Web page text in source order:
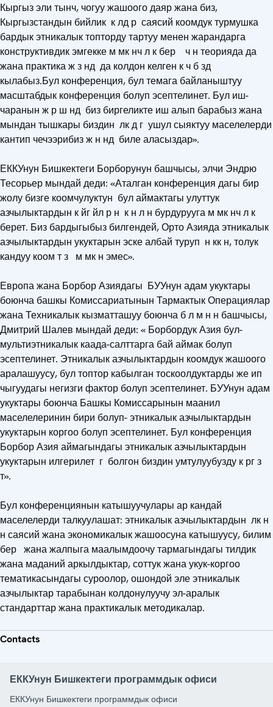
Кыргыз эли тынч, чогуу жашоого даяр жана биз,
Кыргызстандын бийлик к лд р саясий коомдук турмушка
бардык этникалык топторду тартуу менен жарандарга
конструктивдик эмгекке м мк нч л к бер ч н теорияда да
жана практика ж з нд да колдон келген к ч б зд
кылабыз.Бул конференция, бул темага байланыштуу
масштабдык конференция болуп эсептелинет. Бул иш-
чаранын ж р ш нд биз биргеликте иш алып барабыз жана
мындан тышкары биздин лк д г ушул сыяктуу маселелерди
кантип чечээрибиз ж н нд биле аласыздар».
ЕККУнун Бишкектеги Борборунун башчысы, элчи Эндрю
Тесорьер мындай деди: «Аталган конференция дагы бир
жолу бизге коомчулуктун бул аймактагы улуттук
азчылыктардын к йг йл р н к н л н бурдурууга м мк нч л к
берет. Биз бардыгыбыз билгендей, Орто Азияда этникалык
азчылыктардын укуктарын эске албай туруп н кк н, толук
кандуу коом т з м мк н эмес».
Европа жана Борбор Азиядагы БУУнун адам укуктары
боюнча башкы Комиссариатынын Тармактык Операциялар
жана Техникалык кызматташуу боюнча б л м н н башчысы,
Дмитрий Шалев мындай деди: « Борбордук Азия бул-
мультиэтникалык каада-салттарга бай аймак болуп
эсептелинет. Этникалык азчылыктардын коомдук жашоого
аралашуусу, бул топтор кабылган тоскоолдуктарды же ип
чыгуудагы негизги фактор болуп эсептелинет. БУУнун адам
укуктары боюнча Башкы Комиссарынын маанил
маселелеринин бири болуп- этникалык азчылыктардын
укуктарын коргоо болуп эсептелинет. Бул конференция
Борбор Азия аймагындагы этникалык азчылыктардын
укуктарын илгерилет г болгон биздин умтулуубузду к рг з
т».
Бул конференциянын катышуучулары ар кандай
маселелерди талкуулашат: этникалык азчылыктардын лк н
н саясий жана экономикалык жашоосуна катышуусу, билим
бер жана жалпыга маалымдоочу тармагындагы тилдик
жана маданий аркылдыктар, соттук жана укук-коргоо
тематикасындагы суроолор, ошондой эле этникалык
азчылыктар тарабынан колдонулуучу эл-аралык
стандарттар жана практикалык методикалар.
Contacts
ЕККУнун Бишкектеги программдык офиси
ЕККУнун Бишкектеги программдык офиси